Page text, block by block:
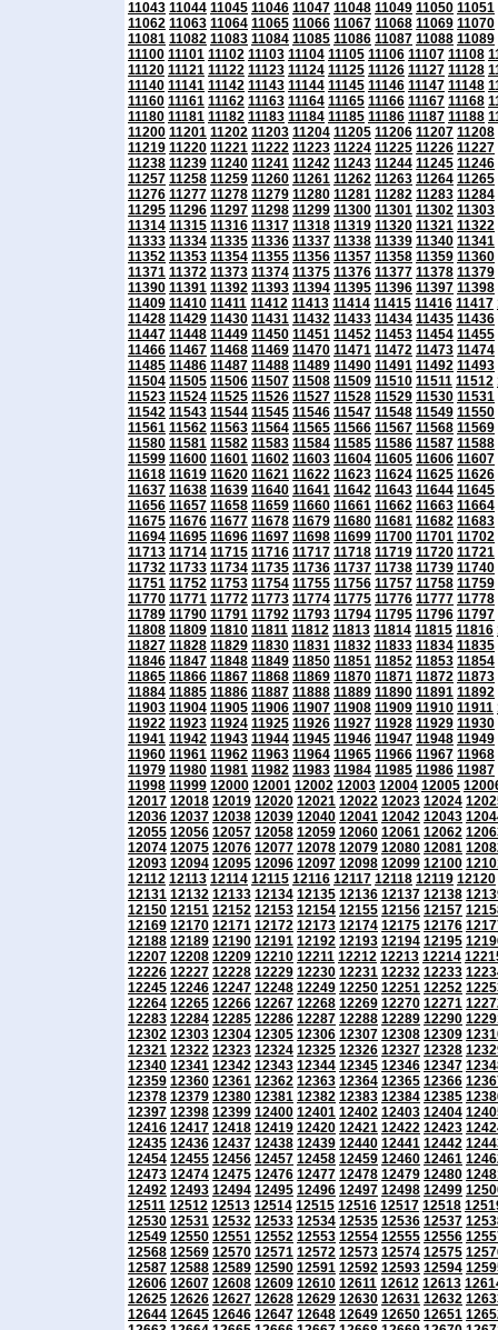
11043 11044 11045 11046 11047 11048 11049 11050 11051
11062 11063 11064 11065 11066 11067 11068 11069 11070
11081 11082 11083 11084 11085 11086 11087 11088 11089
11100 11101 11102 11103 11104 11105 11106 11107 11108
11120 11121 11122 11123 11124 11125 11126 11127 11128
11140 11141 11142 11143 11144 11145 11146 11147 11148
11160 11161 11162 11163 11164 11165 11166 11167 11168
11180 11181 11182 11183 11184 11185 11186 11187 11188
11200 11201 11202 11203 11204 11205 11206 11207 11208
11219 11220 11221 11222 11223 11224 11225 11226 11227
11238 11239 11240 11241 11242 11243 11244 11245 11246
11257 11258 11259 11260 11261 11262 11263 11264 11265
11276 11277 11278 11279 11280 11281 11282 11283 11284
11295 11296 11297 11298 11299 11300 11301 11302 11303
11314 11315 11316 11317 11318 11319 11320 11321 11322
11333 11334 11335 11336 11337 11338 11339 11340 11341
11352 11353 11354 11355 11356 11357 11358 11359 11360
11371 11372 11373 11374 11375 11376 11377 11378 11379
11390 11391 11392 11393 11394 11395 11396 11397 11398
11409 11410 11411 11412 11413 11414 11415 11416 11417
11428 11429 11430 11431 11432 11433 11434 11435 11436
11447 11448 11449 11450 11451 11452 11453 11454 11455
11466 11467 11468 11469 11470 11471 11472 11473 11474
11485 11486 11487 11488 11489 11490 11491 11492 11493
11504 11505 11506 11507 11508 11509 11510 11511 11512
11523 11524 11525 11526 11527 11528 11529 11530 11531
11542 11543 11544 11545 11546 11547 11548 11549 11550
11561 11562 11563 11564 11565 11566 11567 11568 11569
11580 11581 11582 11583 11584 11585 11586 11587 11588
11599 11600 11601 11602 11603 11604 11605 11606 11607
11618 11619 11620 11621 11622 11623 11624 11625 11626
11637 11638 11639 11640 11641 11642 11643 11644 11645
11656 11657 11658 11659 11660 11661 11662 11663 11664
11675 11676 11677 11678 11679 11680 11681 11682 11683
11694 11695 11696 11697 11698 11699 11700 11701 11702
11713 11714 11715 11716 11717 11718 11719 11720 11721
11732 11733 11734 11735 11736 11737 11738 11739 11740
11751 11752 11753 11754 11755 11756 11757 11758 11759
11770 11771 11772 11773 11774 11775 11776 11777 11778
11789 11790 11791 11792 11793 11794 11795 11796 11797
11808 11809 11810 11811 11812 11813 11814 11815 11816
11827 11828 11829 11830 11831 11832 11833 11834 11835
11846 11847 11848 11849 11850 11851 11852 11853 11854
11865 11866 11867 11868 11869 11870 11871 11872 11873
11884 11885 11886 11887 11888 11889 11890 11891 11892
11903 11904 11905 11906 11907 11908 11909 11910 11911
11922 11923 11924 11925 11926 11927 11928 11929 11930
11941 11942 11943 11944 11945 11946 11947 11948 11949
11960 11961 11962 11963 11964 11965 11966 11967 11968
11979 11980 11981 11982 11983 11984 11985 11986 11987
11998 11999 12000 12001 12002 12003 12004 12005
12017 12018 12019 12020 12021 12022 12023 12024
12036 12037 12038 12039 12040 12041 12042 12043
12055 12056 12057 12058 12059 12060 12061 12062
12074 12075 12076 12077 12078 12079 12080 12081
12093 12094 12095 12096 12097 12098 12099 12100
12112 12113 12114 12115 12116 12117 12118 12119 12120
12131 12132 12133 12134 12135 12136 12137 12138
12150 12151 12152 12153 12154 12155 12156 12157
12169 12170 12171 12172 12173 12174 12175 12176
12188 12189 12190 12191 12192 12193 12194 12195
12207 12208 12209 12210 12211 12212 12213 12214
12226 12227 12228 12229 12230 12231 12232 12233
12245 12246 12247 12248 12249 12250 12251 12252
12264 12265 12266 12267 12268 12269 12270 12271
12283 12284 12285 12286 12287 12288 12289 12290
12302 12303 12304 12305 12306 12307 12308 12309
12321 12322 12323 12324 12325 12326 12327 12328
12340 12341 12342 12343 12344 12345 12346 12347
12359 12360 12361 12362 12363 12364 12365 12366
12378 12379 12380 12381 12382 12383 12384 12385
12397 12398 12399 12400 12401 12402 12403 12404
12416 12417 12418 12419 12420 12421 12422 12423
12435 12436 12437 12438 12439 12440 12441 12442
12454 12455 12456 12457 12458 12459 12460 12461
12473 12474 12475 12476 12477 12478 12479 12480
12492 12493 12494 12495 12496 12497 12498 12499
12511 12512 12513 12514 12515 12516 12517 12518
12530 12531 12532 12533 12534 12535 12536 12537
12549 12550 12551 12552 12553 12554 12555 12556
12568 12569 12570 12571 12572 12573 12574 12575
12587 12588 12589 12590 12591 12592 12593 12594
12606 12607 12608 12609 12610 12611 12612 12613
12625 12626 12627 12628 12629 12630 12631 12632
12644 12645 12646 12647 12648 12649 12650 12651